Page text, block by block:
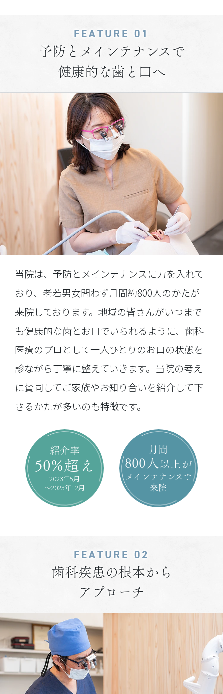
FEATURE 01
予防とメインテナンスで
健康的な歯と口へ
当院は、予防とメインテナンスに力を入れて
おり、老若男女問わず月間約800人のかたが
来院しております。地域の皆さんがいつまで
も健康的な歯とお口でいられるように、歯科
医療のプロとして一人ひとりのお口の状態を
診ながら丁寧に整えていきます。当院の考え
に賛同してご家族やお知り合いを紹介して下
さるかたが多いのも特徴です。
紹介率
50%超え
2023年5月
～2023年12月
月間
800人 以上が
メインテナンスで
来院
FEATURE 02
歯科疾患の根本から
アプローチ